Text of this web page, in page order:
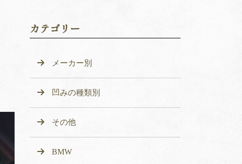
カテゴリー
メーカー別
凹みの種類別
その他
BMW